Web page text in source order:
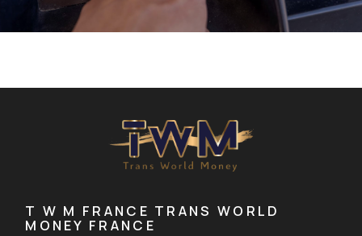
T W M FRANCE TRANS WORLD
MONEY FRANCE